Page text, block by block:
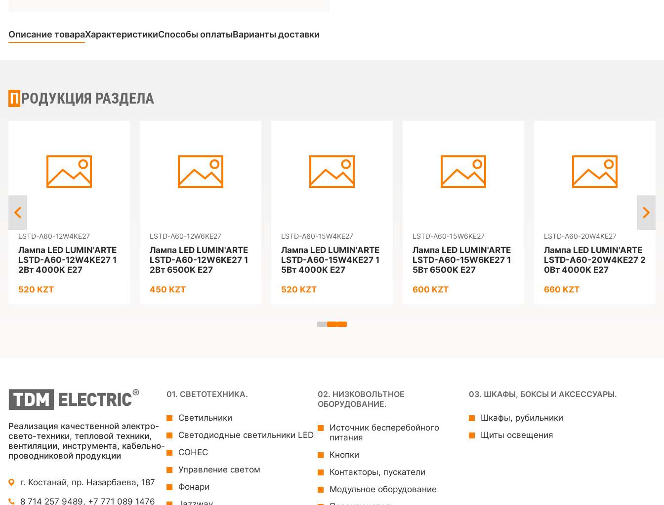
Описание товараХарактеристикиСпособы оплатыВарианты доставки
ПРОДУКЦИЯ РАЗДЕЛА
LSTD-A60-12W4KE27
Лампа LED LUMIN'ARTE
LSTD-A60-12W4KE27 1
2Вт 4000K E27
520 KZT
LSTD-A60-12W6KE27
Лампа LED LUMIN'ARTE
LSTD-A60-12W6KE27 1
2Вт 6500K E27
450 KZT
LSTD-A60-15W4KE27
Лампа LED LUMIN'ARTE
LSTD-A60-15W4KE27 1
5Вт 4000K E27
520 KZT
LSTD-A60-15W6KE27
Лампа LED LUMIN'ARTE
LSTD-A60-15W6KE27 1
5Вт 6500K E27
600 KZT
LSTD-A60-20W4KE27
Лампа LED LUMIN'ARTE
LSTD-A60-20W4KE27 2
0Вт 4000K E27
660 KZT
Реализация качественной электро-
свето-техники, тепловой техники,
вентиляции, инструмента, кабельно-
проводниковой продукции
г. Костанай, пр. Назарбаева, 187
8 714 257 9489, +7 771 089 1476
01. СВЕТОТЕХНИКА.
Светильники
Светодиодные светильники LED
СОНЕС
Управление светом
Фонари
02. НИЗКОВОЛЬТНОЕ
ОБОРУДОВАНИЕ.
Источник бесперебойного
питания
Кнопки
Контакторы, пускатели
Модульное оборудование
03. ШКАФЫ, БОКСЫ И АКСЕССУАРЫ.
Шкафы, рубильники
Щиты освещения